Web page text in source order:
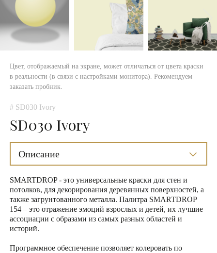
Цвет, отображаемый на экране, может отличаться от цвета краски
в реальности (в связи с настройками монитора). Рекомендуем
заказать пробник.
# SD030 Ivory
SD030 Ivory
Описание
SMARTDROP - это универсальные краски для стен и
потолков, для декорирования деревянных поверхностей, а
также загрунтованного металла. Палитра SMARTDROP
154 – это отражение эмоций взрослых и детей, их лучшие
ассоциации с образами из самых разных областей и
историй.
Программное обеспечение позволяет колеровать по